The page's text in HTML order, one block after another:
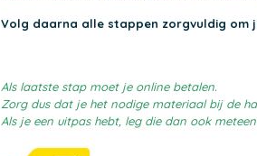
Volg daarna alle stappen zorgvuldig om
Als laatste stap moet je online betalen.
Zorg dus dat je het nodige materiaal bij de
Als je een uitpas hebt, leg die dan ook